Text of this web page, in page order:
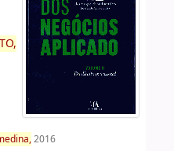
2016